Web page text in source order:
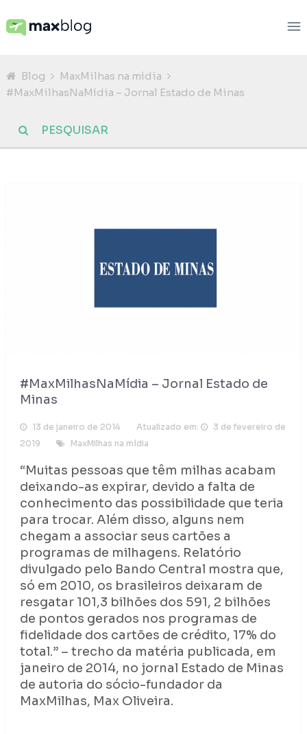
Blog
MaxMilhas na mídia
#MaxMilhasNaMídia – Jornal Estado de Minas
#MaxMilhasNaMídia – Jornal Estado de
Minas
13 de janeiro de 2014 Atualizado em:
3 de fevereiro de
2019
MaxMilhas na mídia
“Muitas pessoas que têm milhas acabam
deixando-as expirar, devido a falta de
conhecimento das possibilidade que teria
para trocar. Além disso, alguns nem
chegam a associar seus cartões a
programas de milhagens. Relatório
divulgado pelo Bando Central mostra que,
só em 2010, os brasileiros deixaram de
resgatar 101,3 bilhões dos 591, 2 bilhões
de pontos gerados nos programas de
fidelidade dos cartões de crédito, 17% do
total.” – trecho da matéria publicada, em
janeiro de 2014, no jornal Estado de Minas
de autoria do sócio-fundador da
MaxMilhas, Max Oliveira.